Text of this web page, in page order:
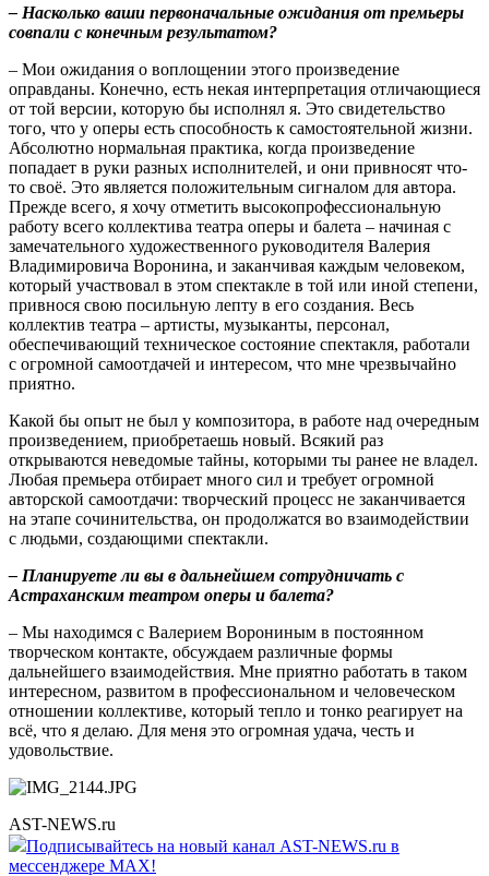
– Насколько ваши первоначальные ожидания от премьеры
совпали с конечным результатом?
– Мои ожидания о воплощении этого произведение
оправданы. Конечно, есть некая интерпретация отличающиеся
от той версии, которую бы исполнял я. Это свидетельство
того, что у оперы есть способность к самостоятельной жизни.
Абсолютно нормальная практика, когда произведение
попадает в руки разных исполнителей, и они привносят что-
то своё. Это является положительным сигналом для автора.
Прежде всего, я хочу отметить высокопрофессиональную
работу всего коллектива театра оперы и балета – начиная с
замечательного художественного руководителя Валерия
Владимировича Воронина, и заканчивая каждым человеком,
который участвовал в этом спектакле в той или иной степени,
привнося свою посильную лепту в его создания. Весь
коллектив театра – артисты, музыканты, персонал,
обеспечивающий техническое состояние спектакля, работали
с огромной самоотдачей и интересом, что мне чрезвычайно
приятно.
Какой бы опыт не был у композитора, в работе над очередным
произведением, приобретаешь новый. Всякий раз
открываются неведомые тайны, которыми ты ранее не владел.
Любая премьера отбирает много сил и требует огромной
авторской самоотдачи: творческий процесс не заканчивается
на этапе сочинительства, он продолжатся во взаимодействии
с людьми, создающими спектакли.
– Планируете ли вы в дальнейшем сотрудничать с
Астраханским театром оперы и балета?
– Мы находимся с Валерием Ворониным в постоянном
творческом контакте, обсуждаем различные формы
дальнейшего взаимодействия. Мне приятно работать в таком
интересном, развитом в профессиональном и человеческом
отношении коллективе, который тепло и тонко реагирует на
всё, что я делаю. Для меня это огромная удача, честь и
удовольствие.
AST-NEWS.ru
Подписывайтесь на новый канал AST-NEWS.ru в
мессенджере MAX!